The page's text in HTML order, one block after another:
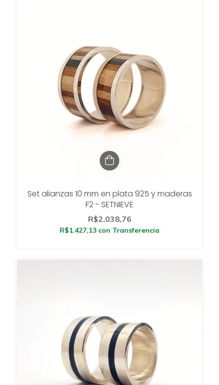
Set alianzas 10 mm en plata 925 y maderas
F2 - SETNIEVE
R$2.038,76
R$1.427,13 con Transferencia